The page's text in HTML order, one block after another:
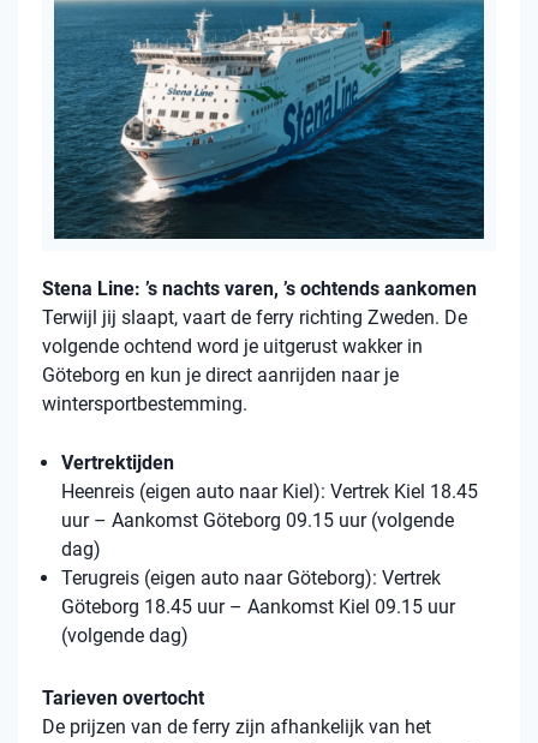
Stena Line: ’s nachts varen, ’s ochtends aankomen
Terwijl jij slaapt, vaart de ferry richting Zweden. De
volgende ochtend word je uitgerust wakker in
Göteborg en kun je direct aanrijden naar je
wintersportbestemming.
Vertrektijden
Heenreis (eigen auto naar Kiel): Vertrek Kiel 18.45
uur – Aankomst Göteborg 09.15 uur (volgende
dag)
Terugreis (eigen auto naar Göteborg): Vertrek
Göteborg 18.45 uur – Aankomst Kiel 09.15 uur
(volgende dag)
Tarieven overtocht
De prijzen van de ferry zijn afhankelijk van het